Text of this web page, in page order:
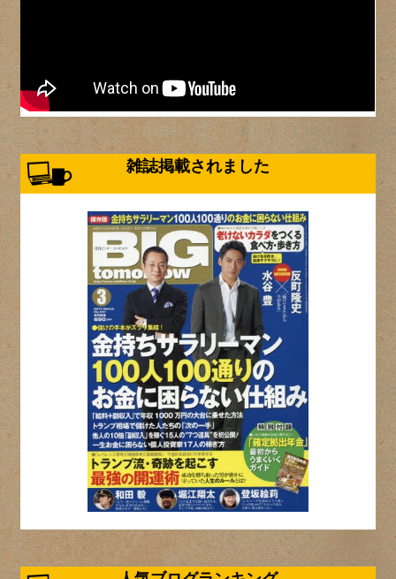
雑誌掲載されました